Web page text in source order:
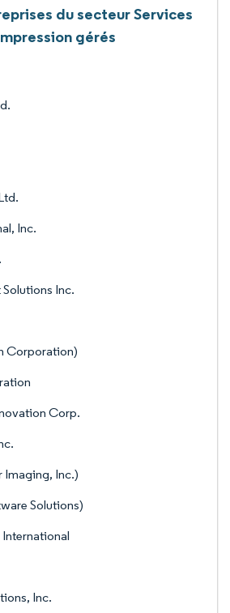
du secteur Services
gérés
Inc.
Inc.
Corporation)
Corp.
Imaging, Inc.)
Solutions)
Inc.